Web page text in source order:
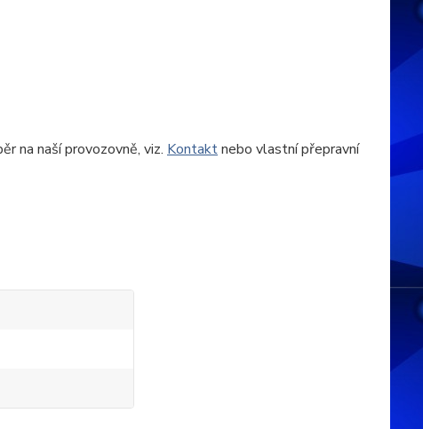
na naší provozovně, viz. Kontaktnebo vlastní přepravní